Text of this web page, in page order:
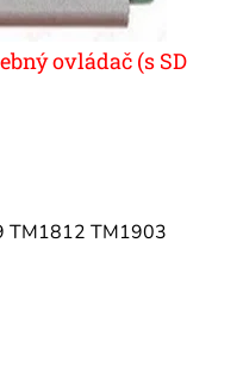
ovládač (s SD
TM1812 TM1903